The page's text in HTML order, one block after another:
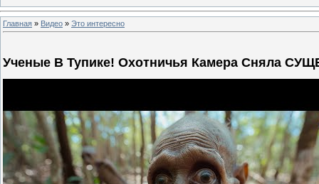
Главная » Видео » Это интересно
Ученые В Тупике! Охотничья Камера Сняла